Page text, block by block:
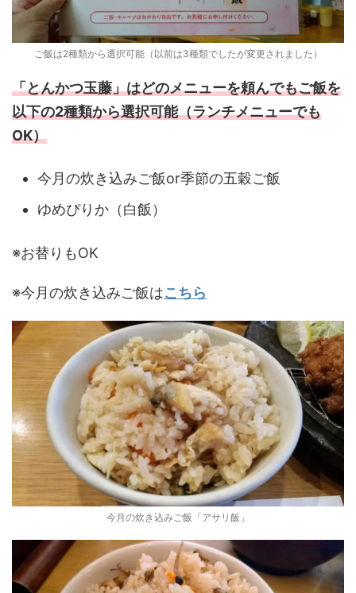
ご飯は2種類から選択可能（以前は3種類でしたが変更されました）
「とんかつ玉藤」はどのメニューを頼んでもご飯を
以下の2種類から選択可能（ランチメニューでも
OK）
今月の炊き込みご飯or季節の五穀ご飯
ゆめぴりか（白飯）
※お替りもOK
※今月の炊き込みご飯はこちら
今月の炊き込みご飯「アサリ飯」